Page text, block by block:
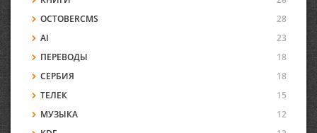
OCTOBERCMS
28
AI
23
ПЕРЕВОДЫ
18
СЕРБИЯ
18
ТЕЛЕК
15
МУЗЫКА
12